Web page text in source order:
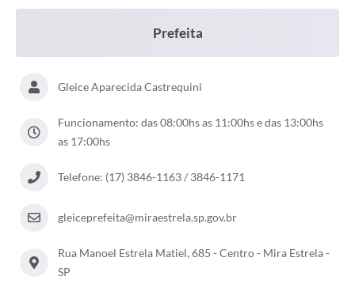
Prefeita
Gleice Aparecida Castrequini
Funcionamento: das 08:00hs as 11:00hs e das 13:00hs
as 17:00hs
Telefone: (17) 3846-1163 / 3846-1171
gleiceprefeita@miraestrela.sp.gov.br
Rua Manoel Estrela Matiel, 685 - Centro - Mira Estrela -
SP